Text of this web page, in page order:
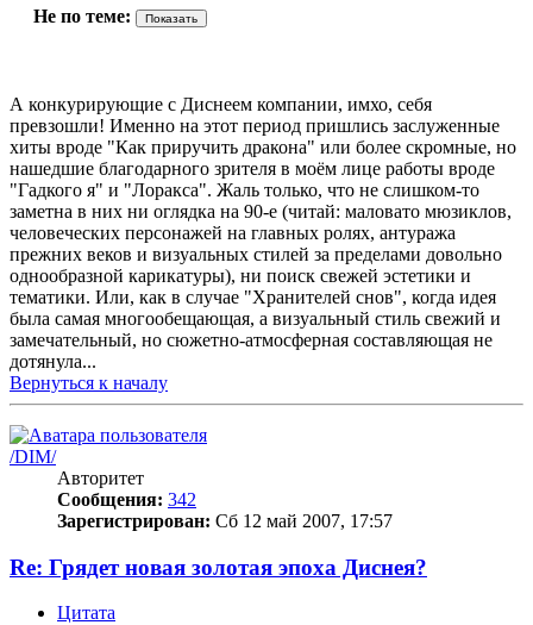
Не по теме:
А конкурирующие с Диснеем компании, имхо, себя
превзошли! Именно на этот период пришлись заслуженные
хиты вроде "Как приручить дракона" или более скромные, но
нашедшие благодарного зрителя в моём лице работы вроде
"Гадкого я" и "Лоракса". Жаль только, что не слишком-то
заметна в них ни оглядка на 90-е (читай: маловато мюзиклов,
человеческих персонажей на главных ролях, антуража
прежних веков и визуальных стилей за пределами довольно
однообразной карикатуры), ни поиск свежей эстетики и
тематики. Или, как в случае "Хранителей снов", когда идея
была самая многообещающая, а визуальный стиль свежий и
замечательный, но сюжетно-атмосферная составляющая не
дотянула...
Вернуться к началу
/DIM/
Авторитет
Сообщения: 342
Зарегистрирован: Сб 12 май 2007, 17:57
Re: Грядет новая золотая эпоха Диснея?
Цитата